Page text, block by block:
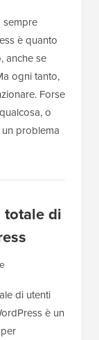
sempre
è quanto
anche se
ogni tanto,
Forse
o
problema
totale di
di utenti
è un